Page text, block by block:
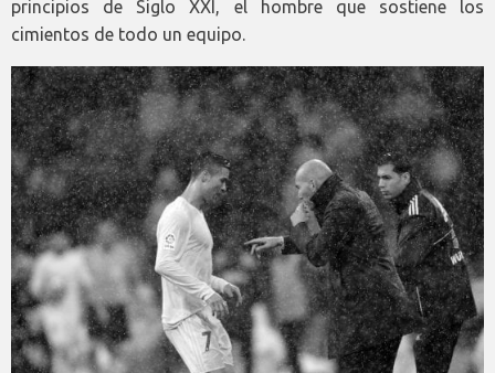
principios de Siglo XXI, el hombre que sostiene los
cimientos de todo un equipo.